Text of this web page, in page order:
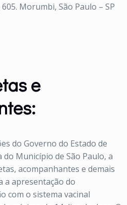
Morumbi, São Paulo – SP
e
do Governo do Estado de
Município de São Paulo, a
acompanhantes e demais
a apresentação do
com o sistema vacinal